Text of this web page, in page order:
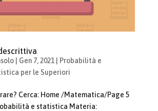
| Gen 7, 2021|
Probabilità e
per le Superiori
Cerca: Home /Matematica/Page 5
e statistica Materia: